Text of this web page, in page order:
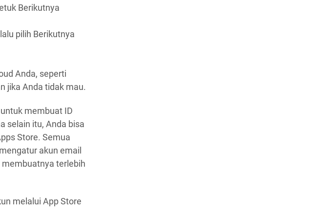
Berikutnya
pilih Berikutnya
Anda, seperti
jika Anda tidak mau.
membuat ID
selain itu, Anda bisa
Store. Semua
akun email
membuatnya terlebih
melalui App Store